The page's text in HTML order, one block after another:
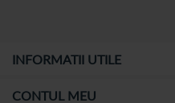
INFORMATII UTILE
CONTUL MEU